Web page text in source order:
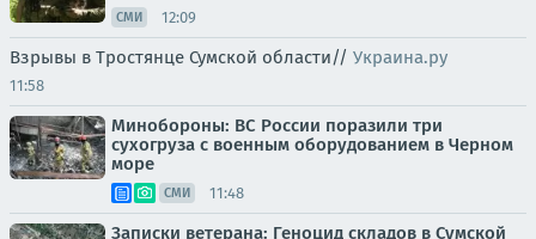
СМИ 12:09
Взрывы в Тростянце Сумской области// Украина.ру
11:58
Минобороны: ВС России поразили три
сухогруза с военным оборудованием в Черном
море
СМИ 11:48
Записки ветерана: Геноцид складов в Сумской